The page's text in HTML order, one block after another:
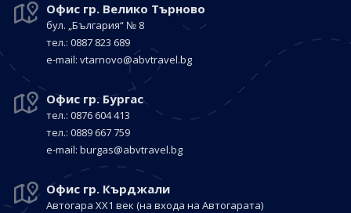
Офис гр. Велико Търново
бул. „България“ № 8
тел.: 0887 823 689
е-mail: vtarnovo@abvtravel.bg
Офис гр. Бургас
тел.: 0876 604 413
тел.: 0889 667 759
е-mail: burgas@abvtravel.bg
Офис гр. Кърджали
Автогара ХХ1 век (на входа на Автогарата)